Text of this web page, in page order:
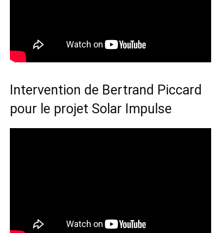
Intervention de Bertrand Piccard
pour le projet Solar Impulse